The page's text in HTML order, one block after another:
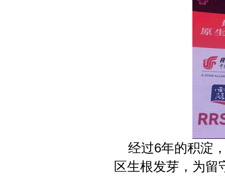
经过6年的积淀
区生根发芽，为留